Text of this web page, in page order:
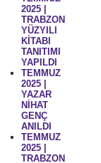
2025 |
TRABZON
YÜZYILI
KİTABI
TANITIMI
YAPILDI
TEMMUZ
2025 |
YAZAR
NİHAT
GENÇ
ANILDI
TEMMUZ
2025 |
TRABZON